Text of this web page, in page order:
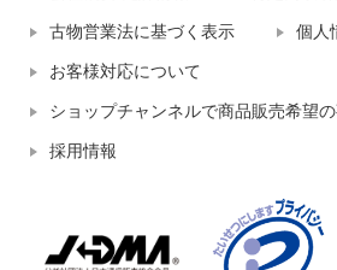
古物営業法に基づく表示 個人
お客様対応について
ショップチャンネルで商品販売希望
採用情報